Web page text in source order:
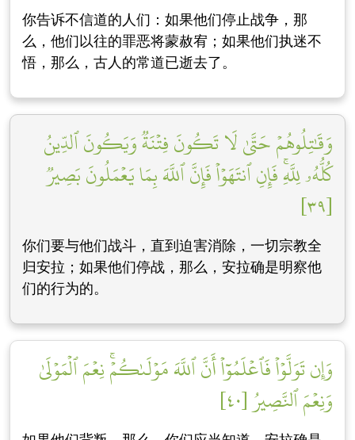
你告诉不信道的人们：如果他们停止战争，那
么，他们以往的罪恶将蒙赦宥；如果他们执迷不
悟，那么，古人的常道已逝去了。
وَقَٰتِلُوهُمۡ حَتَّىٰ لَا تَكُونَ فِتۡنَةٞ وَيَكُونَ ٱلدِّينُ
كُلُّهُۥ لِلَّهِۚ فَإِنِ ٱنتَهَوۡاْ فَإِنَّ ٱللَّهَ بِمَا يَعۡمَلُونَ بَصِيرٞ
[٣٩]
你们要与他们战斗，直到迫害消除，一切宗教全
归安拉；如果他们停战，那么，安拉确是明察他
们的行为的。
وَإِن تَوَلَّوۡاْ فَٱعۡلَمُوٓاْ أَنَّ ٱللَّهَ مَوۡلَىٰكُمۡۚ نِعۡمَ ٱلۡمَوۡلَىٰ
وَنِعۡمَ ٱلنَّصِيرُ [٤٠]